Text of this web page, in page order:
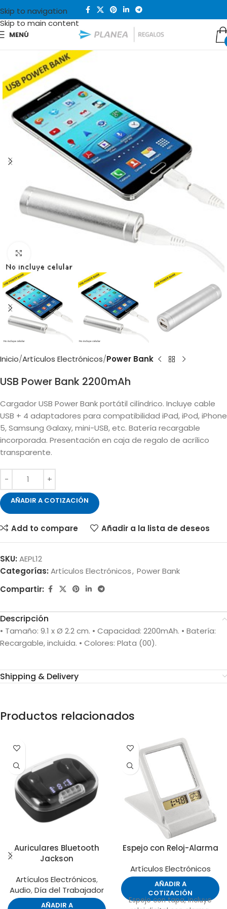
Skip to navigation
Skip to main content
MENÚ
Inicio Artículos Electrónicos Power Bank
USB Power Bank 2200mAh
Cargador USB Power Bank portátil cilíndrico. Incluye cable
USB + 4 adaptadores para compatibilidad iPad, iPod, iPhone
5, Samsung Galaxy, mini-USB, etc. Batería recargable
incorporada. Presentación en caja de regalo de acrílico
transparente.
AÑADIR A COTIZACIÓN
Add to compare Añadir a la lista de deseos
SKU: AEPL12
Categorías: Artículos Electrónicos, Power Bank
Compartir:
Descripción
• Tamaño: 9.1 x Ø 2.2 cm. • Capacidad: 2200mAh. • Batería:
Recargable, incluida. • Colores: Plata (00).
Shipping & Delivery
Productos relacionados
Auriculares Bluetooth
Jackson
Artículos Electrónicos,
Audio,Día del Trabajador
AÑADIR A
Espejo con Reloj-Alarma
Artículos Electrónicos
AÑADIR A
COTIZACIÓN
Espejo con tapa, incluye